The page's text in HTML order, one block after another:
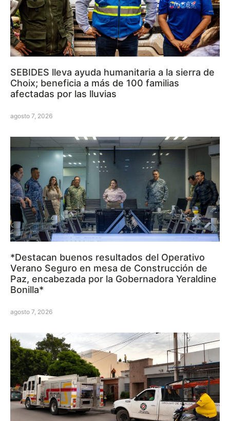
SEBIDES lleva ayuda humanitaria a la sierra de
Choix; beneficia a más de 100 familias
afectadas por las lluvias
agosto 7, 2026
*Destacan buenos resultados del Operativo
Verano Seguro en mesa de Construcción de
Paz, encabezada por la Gobernadora Yeraldine
Bonilla*
agosto 7, 2026